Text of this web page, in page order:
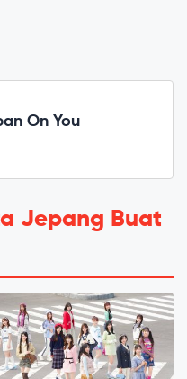
On You
Jepang Buat